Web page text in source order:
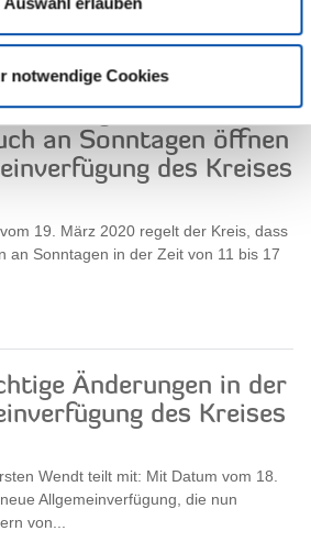
notwendige Cookies
die Versorgung der
Läden
an Sonntagen öffnen
des Kreises
19. März 2020 regelt der Kreis, dass
an Sonntagen in der Zeit von 11 bis 17
Änderungen in der
des Kreises
Wendt teilt mit: Mit Datum vom 18.
Allgemeinverfügung, die nun
von...